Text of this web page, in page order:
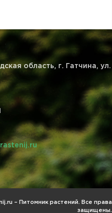
область, г. Гатчина, ул.
– Питомник растений. Все права
защищены.